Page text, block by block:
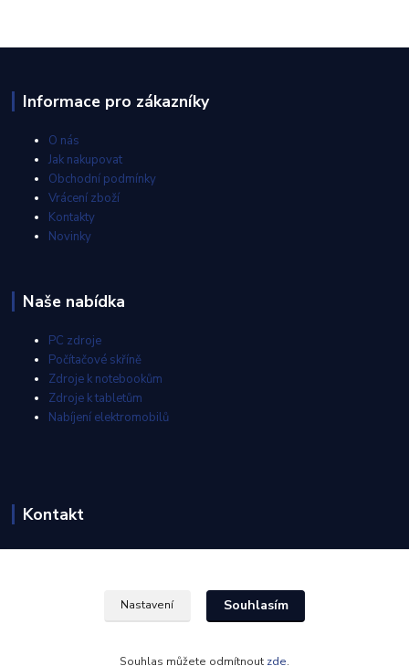
Informace pro zákazníky
O nás
Jak nakupovat
Obchodní podmínky
Vrácení zboží
Kontakty
Novinky
Naše nabídka
PC zdroje
Počítačové skříně
Zdroje k notebookům
Zdroje k tabletům
Nabíjení elektromobilů
Kontakt
Nastavení Souhlasím
Souhlas můžete odmítnout zde.